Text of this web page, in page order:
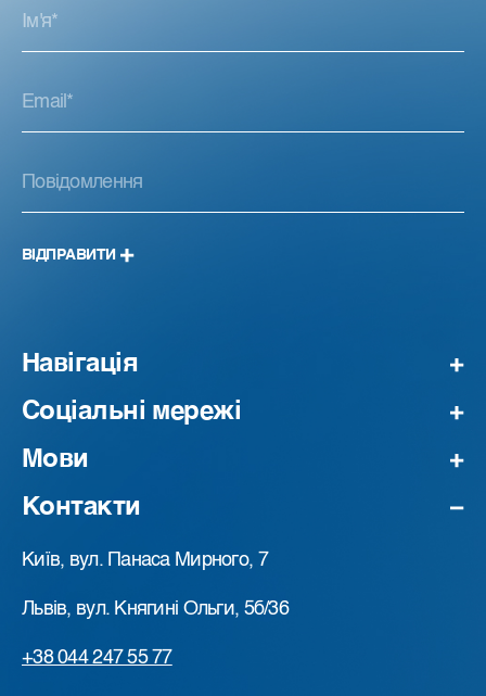
ВІДПРАВИТИ
Навігація
Соціальні мережі
Мови
Контакти
Київ, вул. Панаса Мирного, 7
Львів, вул. Княгині Ольги, 5б/36
+38 044 247 55 77